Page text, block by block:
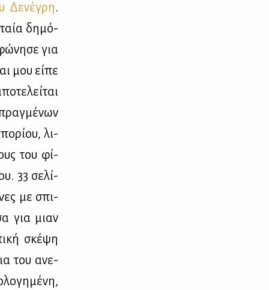
Δε­νέ­γρη.
δη­μό­
για
μου εί­πε
λι­
του φί­
33 σε­λί­
με σπι­
για μιαν
σκέ­ψη
του ανε­